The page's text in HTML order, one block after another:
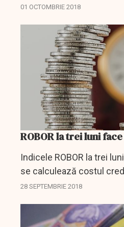
sarcina” unei autorităţi de
01 OCTOMBRIE 2018
ROBOR la trei luni
Indicele ROBOR la trei
se calculează costul
lei cu dobânda variabilă, a
28 SEPTEMBRIE 2018